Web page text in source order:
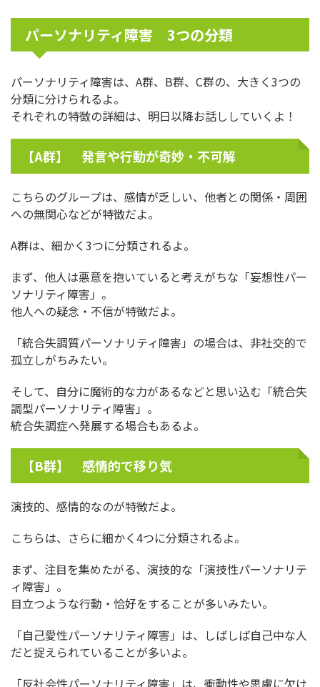
パーソナリティ障害 3つの分類
パーソナリティ障害は、A群、B群、C群の、大きく3つの
分類に分けられるよ。
それぞれの特徴の詳細は、明日以降お話ししていくよ！
【A群】 発言や行動が奇妙・不可解
こちらのグループは、感情が乏しい、他者との関係・周囲
への無関心などが特徴だよ。
A群は、細かく3つに分類されるよ。
まず、他人は悪意を抱いていると考えがちな「妄想性パー
ソナリティ障害」。
他人への疑念・不信が特徴だよ。
「統合失調質パーソナリティ障害」の場合は、非社交的で
孤立しがちみたい。
そして、自分に魔術的な力があるなどと思い込む「統合失
調型パーソナリティ障害」。
統合失調症へ発展する場合もあるよ。
【B群】 感情的で移り気
演技的、感情的なのが特徴だよ。
こちらは、さらに細かく4つに分類されるよ。
まず、注目を集めたがる、演技的な「演技性パーソナリテ
ィ障害」。
目立つような行動・恰好をすることが多いみたい。
「自己愛性パーソナリティ障害」は、しばしば自己中な人
だと捉えられていることが多いよ。
「反社会性パーソナリティ障害」は、衝動性や思慮に欠け